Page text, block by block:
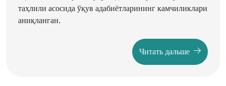
таҳлили асосида ўқув адабиётларининг камчиликлари
аниқланган.
Читать дальше